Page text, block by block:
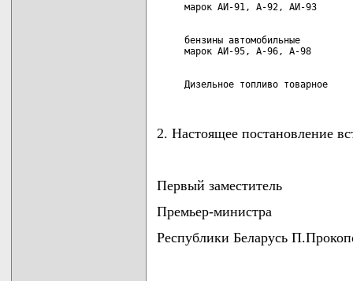
     бензины автомобильные
Дизельное топливо товарное
2. Настоящее постановление
Первый заместитель
Премьер-министра
Республики Беларусь